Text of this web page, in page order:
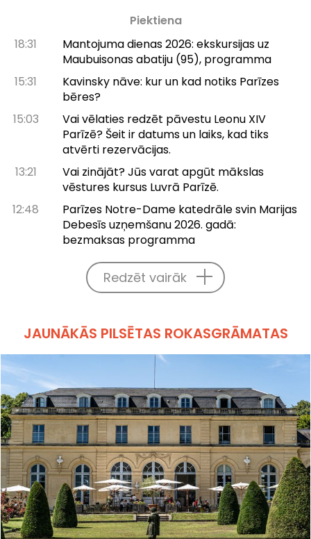
Piektiena
18:31
Mantojuma dienas 2026: ekskursijas uz
Maubuisonas abatiju (95), programma
15:31
Kavinsky nāve: kur un kad notiks Parīzes
bēres?
15:03
Vai vēlaties redzēt pāvestu Leonu XIV
Parīzē? Šeit ir datums un laiks, kad tiks
atvērti rezervācijas.
13:21
Vai zinājāt? Jūs varat apgūt mākslas
vēstures kursus Luvrā Parīzē.
12:48
Parīzes Notre-Dame katedrāle svin Marijas
Debesīs uzņemšanu 2026. gadā:
bezmaksas programma
Redzēt vairāk
JAUNĀKĀS PILSĒTAS ROKASGRĀMATAS